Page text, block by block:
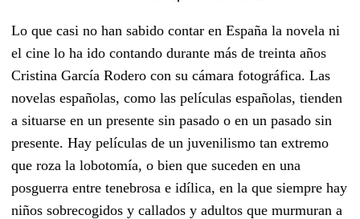
Lo que casi no han sabido contar en España la novela ni
el cine lo ha ido contando durante más de treinta años
Cristina García Rodero con su cámara fotográfica. Las
novelas españolas, como las películas españolas, tienden
a situarse en un presente sin pasado o en un pasado sin
presente. Hay películas de un juvenilismo tan extremo
que roza la lobotomía, o bien que suceden en una
posguerra entre tenebrosa e idílica, en la que siempre hay
niños sobrecogidos y callados y adultos que murmuran a